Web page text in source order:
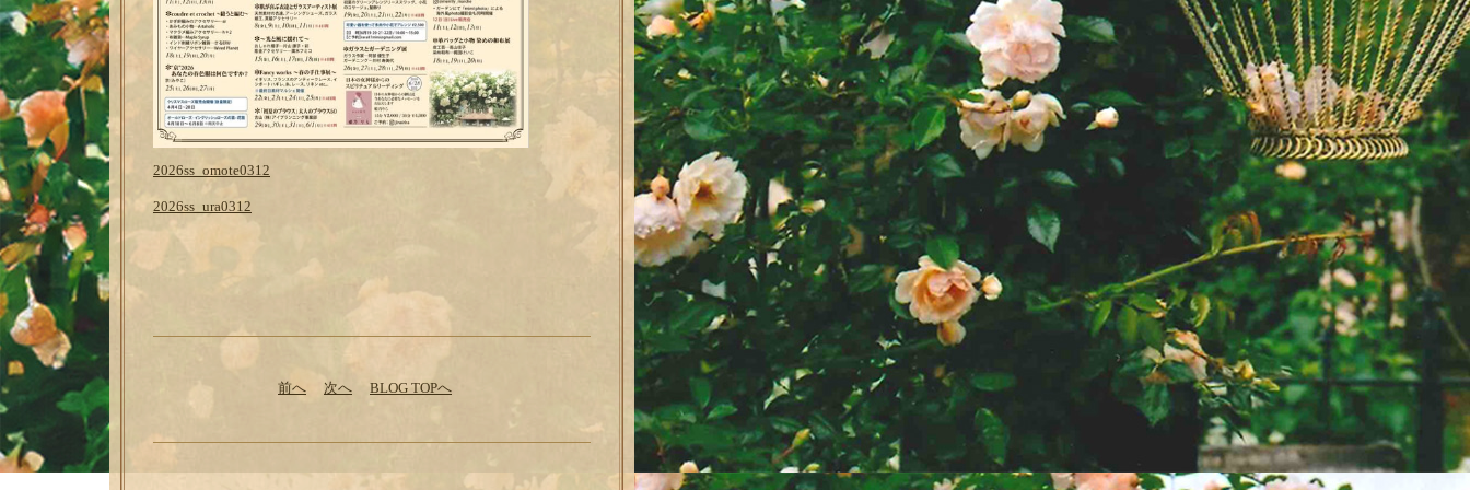
2026ss_omote0312
2026ss_ura0312
前へ 次へ BLOG TOPへ